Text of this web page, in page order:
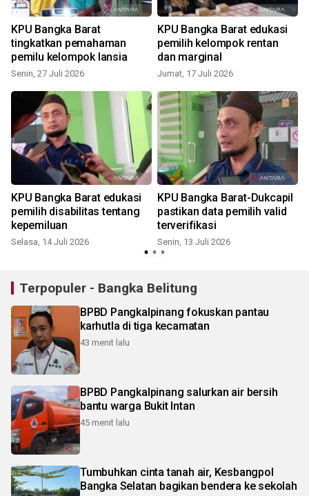
KPU Bangka Barat
tingkatkan pemahaman
pemilu kelompok lansia
Senin, 27 Juli 2026
KPU Bangka Barat edukasi
pemilih kelompok rentan
dan marginal
Jumat, 17 Juli 2026
KPU Bangka Barat edukasi
pemilih disabilitas tentang
kepemiluan
Selasa, 14 Juli 2026
KPU Bangka Barat-Dukcapil
pastikan data pemilih valid
terverifikasi
Senin, 13 Juli 2026
Terpopuler - Bangka Belitung
BPBD Pangkalpinang fokuskan pantau
karhutla di tiga kecamatan
43 menit lalu
BPBD Pangkalpinang salurkan air bersih
bantu warga Bukit Intan
45 menit lalu
Tumbuhkan cinta tanah air, Kesbangpol
Bangka Selatan bagikan bendera ke sekolah